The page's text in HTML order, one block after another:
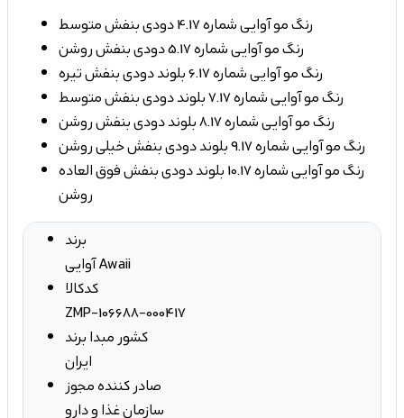
رنگ مو آوایی شماره 4.17 دودی بنفش متوسط
رنگ مو آوایی شماره 5.17 دودی بنفش روشن
رنگ مو آوایی شماره 6.17 بلوند دودی بنفش تیره
رنگ مو آوایی شماره 7.17 بلوند دودی بنفش متوسط
رنگ مو آوایی شماره 8.17 بلوند دودی بنفش روشن
رنگ مو آوایی شماره 9.17 بلوند دودی بنفش خیلی روشن
رنگ مو آوایی شماره 10.17 بلوند دودی بنفش فوق العاده
روشن
برند
آوایی Awaii
کدکالا
ZMP-106688-000417
کشور مبدا برند
ایران
صادر کننده مجوز
سازمان غذا و دارو